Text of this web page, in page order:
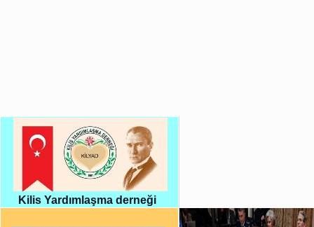
Kilis Yardımlaşma derneği